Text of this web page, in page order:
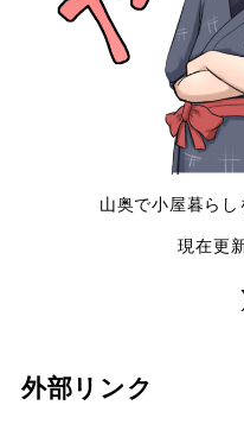
山奥で小屋暮ら
現在更
外部リンク